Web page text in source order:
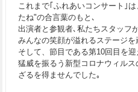
これまで｢ふれあいコンサート｣
たね"の合言葉のもと､
出演者と参観者､私たちスタッフ
みんなの笑顔が溢れるステージ
そして、節目である第10回目を迎
猛威を振るう新型コロナウィル
ざるを得ませんでした｡